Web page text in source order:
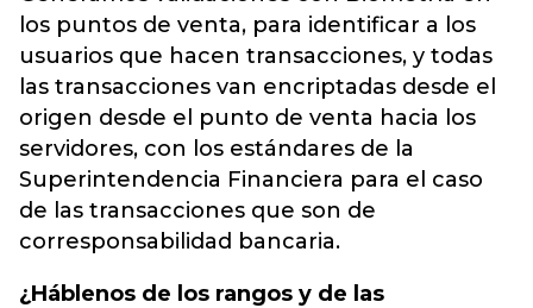
los puntos de venta, para identificar a los
usuarios que hacen transacciones, y todas
las transacciones van encriptadas desde el
origen desde el punto de venta hacia los
servidores, con los estándares de la
Superintendencia Financiera para el caso
de las transacciones que son de
corresponsabilidad bancaria.
¿Háblenos de los rangos y de las